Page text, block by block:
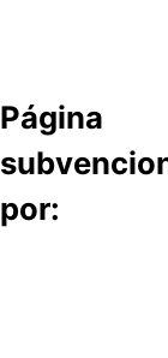
Página
por: